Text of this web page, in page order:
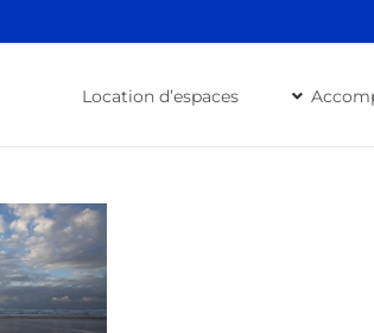
Location d’espaces